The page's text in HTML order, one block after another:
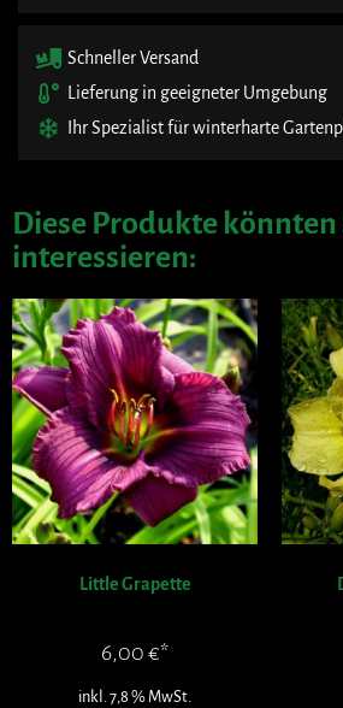
Schneller Versand
Lieferung in geeigneter Umgebung
Ihr Spezialist für winterharte
Diese Produkte könnten
interessieren:
Little Grapette
6,00 €
inkl. 7,8 % MwSt.